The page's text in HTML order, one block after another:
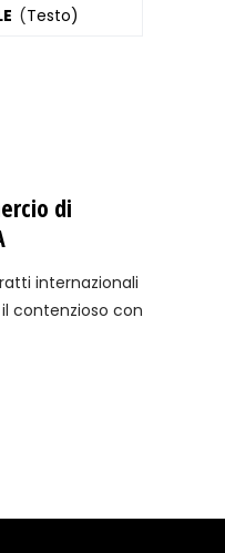
(Testo)
di
internazionali
contenzioso con